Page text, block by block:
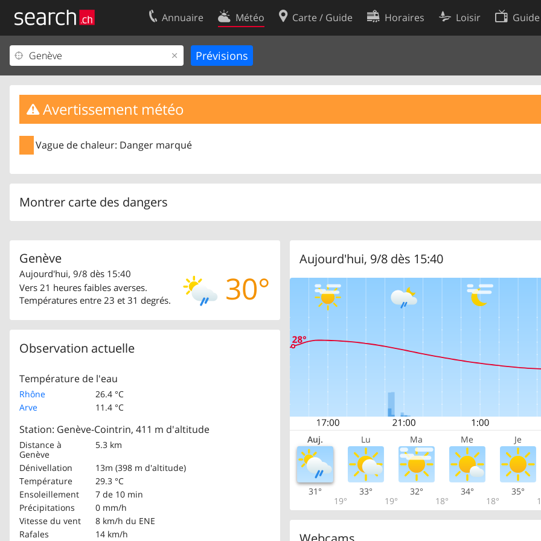
Annuaire Météo Carte / Guide Horaires Loisir
Avertissement météo
Vague de chaleur: Danger marqué
Montrer carte des dangers
Genève
30°
Aujourd'hui, 9/8 dès 15:40
Vers 21 heures faibles averses.
Températures entre 23 et 31 degrés.
Observation actuelle
Température de l'eau
Rhône
26.4 °C
Arve
11.4 °C
Station: Genève-Cointrin, 411 m d'altitude
Distance à
Genève
5.3 km
Dénivellation
13m (398 m d'altitude)
Température
29.3 °C
Ensoleillement
7 de 10 min
Précipitations
0 mm/h
Vitesse du vent
8 km/h du ENE
Rafales
14 km/h
Aujourd'hui, 9/8 dès 15:40
Auj. Lu Ma Me Je
31°
19°
33°
19°
32°
18°
34°
18°
35°
Votre inscription
Centre clients
Mentions Légales
Contact
Conditions d’utilisation
Protection des données
Préférences de cookies
Développeurs